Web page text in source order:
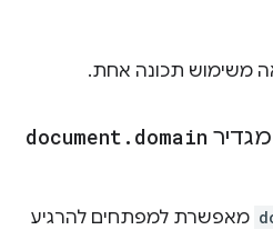
document . domain
מאפשרת למפתחים להרגיע